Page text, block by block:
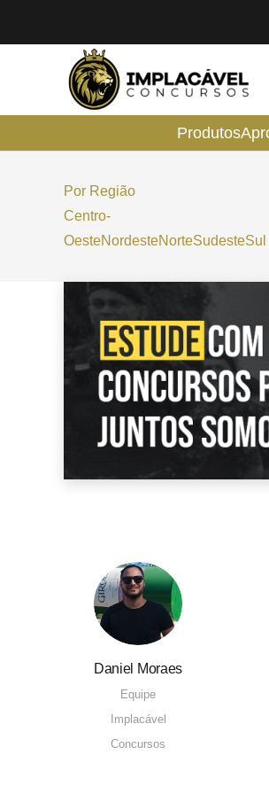
Produtos
Por Região
Centro-
OesteNordesteNorteSudesteSul
Daniel Moraes
Equipe
Implacável
Concursos